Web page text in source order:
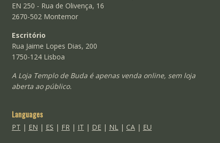
EN 250 - Rua de Olivença, 16
2670-502 Montemor
Escritório
Rua Jaime Lopes Dias, 200
1750-124 Lisboa
A Loja Templo de Buda é apenas venda online, sem loja
aberta ao público.
Languages
PT | EN | ES | FR| IT | DE| NL| CA| EU